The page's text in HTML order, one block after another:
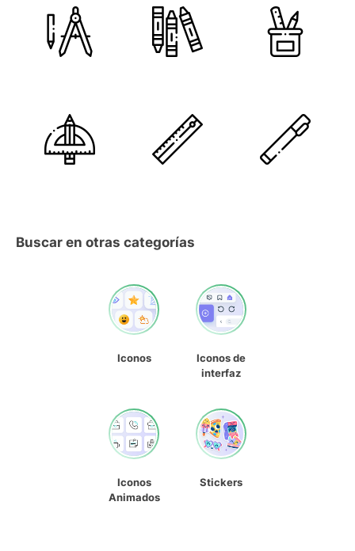
Buscar en otras categorías
Iconos
Iconos de
interfaz
Iconos
Animados
Stickers